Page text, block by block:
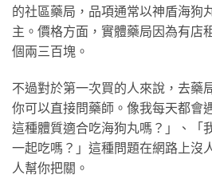
的社區藥局，品項通常以神盾海狗
主。價格方面，實體藥局因為有店
個兩三百塊。
不過對於第一次買的人來說，去藥
你可以直接問藥師。像我每天都會
這種體質適合吃海狗丸嗎？」、「
一起吃嗎？」這種問題在網路上沒
人幫你把關。